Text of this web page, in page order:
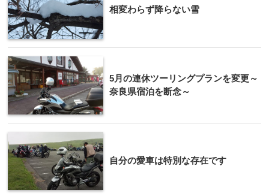
相変わらず降らない雪
5月の連休ツーリングプランを変更～
奈良県宿泊を断念～
自分の愛車は特別な存在です